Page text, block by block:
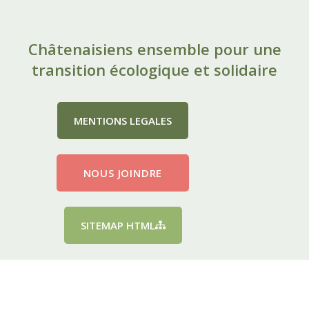
Châtenaisiens ensemble pour une
transition écologique et solidaire
SITEMAP HTML
NOUS JOINDRE
MENTIONS LEGALES